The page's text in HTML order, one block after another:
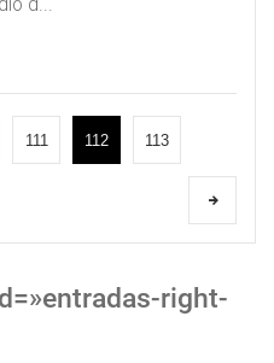
d...
111 112 113
right-